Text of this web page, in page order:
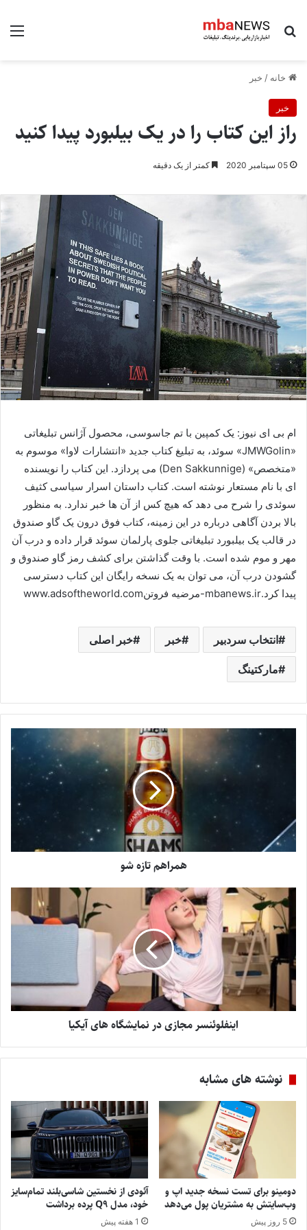
جستجو برای
خانه / خبر
خبر
راز این کتاب را در یک بیلبورد پیدا کنید
05 سپتامبر 2020 کمتر از یک دقیقه
ام بی ای نیوز: یک کمپین با تم جاسوسی، محصول آژانس تبلیغاتی
«JMWGolin» سوئد، به تبلیغ کتاب جدید «انتشارات لاوا» موسوم به
«متخصص» (Den Sakkunnige) می پردازد. این کتاب را نویسنده
ای با نام مستعار نوشته است. کتاب داستان اسرار سیاسی کثیف
سوئدی را شرح می دهد که هیچ کس از آن ها خبر ندارد. به منظور
بالا بردن آگاهی درباره در این زمینه، کتاب فوق درون یک گاو صندوق
در قالب یک بیلبورد تبلیغاتی جلوی پارلمان سوئد قرار داده و درب آن
مهر و موم شده است. با وقت گذاشتن برای کشف رمز گاو صندوق و
گشودن درب آن، می توان به یک نسخه رایگان این کتاب دسترسی
پیدا کرد.mbanews.ir-مرضیه فروتنwww.adsoftheworld.com
انتخاب سردبیر خبر خبر اصلی
مارکتینگ
همراهم تازه شو
اینفلوئنسر مجازی در نمایشگاه های آیکیا
نوشته های مشابه
دومینو برای تست نسخه جدید اپ و
وب‌سایتش به مشتریان پول می‌دهد
5 روز پیش
آئودی از نخستین شاسی‌بلند تمام‌سایز
خود، مدل Q9 پرده برداشت
1 هفته پیش